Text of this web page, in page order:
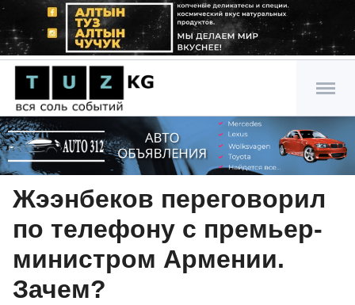
Жээнбеков переговорил
по телефону с премьер-
министром Армении.
Зачем?